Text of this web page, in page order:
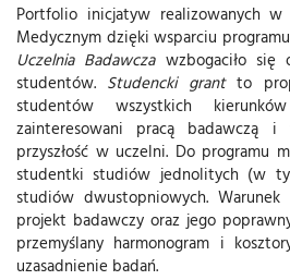
Portfolio inicjatyw realizowanych w
Medycznym dzięki wsparciu programu
Uczelnia Badawczawzbogaciło się
studentów. Studencki grantto
studentów wszystkich
zainteresowani pracą badawczą i
przyszłość w uczelni. Do programu
studentki studiów jednolitych (w
studiów dwustopniowych.
projekt badawczy oraz jego
przemyślany harmonogram i
uzasadnienie badań.